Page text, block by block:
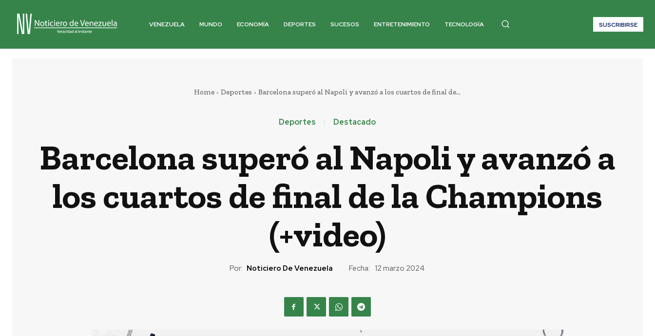
VENEZUELA MUNDO ECONOMÍA DEPORTES SUCESOS ENTRETENIMIENTO TECNOLOGÍA SUSCRIBIRSE
Home Deportes Barcelona superó al Napoli y avanzó a los cuartos de final de...
Deportes Destacado
Barcelona superó al Napoli y avanzó a
los cuartos de final de la Champions
(+video)
Por: Noticiero De Venezuela Fecha: 12 marzo 2024